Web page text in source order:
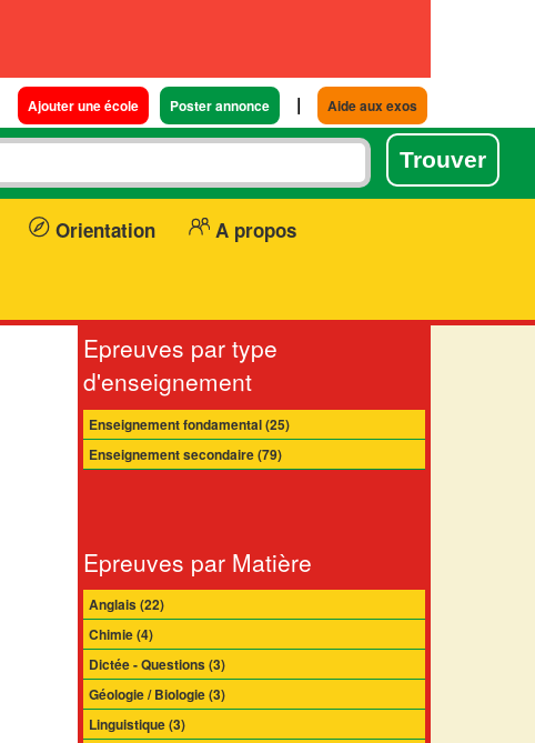
Ajouter une école Poster annonce | Aide aux exos
Orientation A propos
Epreuves par type
d'enseignement
Enseignement fondamental (25)
Enseignement secondaire (79)
Epreuves par Matière
Anglais (22)
Chimie (4)
Dictée - Questions (3)
Géologie / Biologie (3)
Linguistique (3)